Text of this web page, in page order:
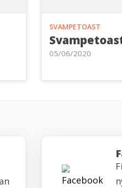
SVAMPETOAST
05/06/2020